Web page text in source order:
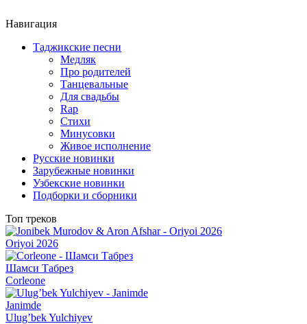
Навигация
Таджикские песни
Медляк
Про родителей
Танцевальные
Для свадьбы
Rap
Стихи
Минусовки
Живое исполнение
Русские новинки
Зарубежные новинки
Узбекские новинки
Подборки и сборники
Топ треков
Oriyoi 2026
Шамси Табрез
Corleone
Janimde
Ulug’bek Yulchiyev